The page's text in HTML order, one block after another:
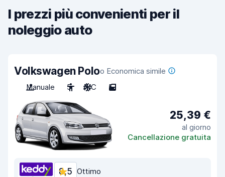
I prezzi più convenienti per il
noleggio auto
Volkswagen Poloo Economica simile
Manuale
5 A/C 5
25,39 €
al giorno
Cancellazione gratuita
8,5 Ottimo